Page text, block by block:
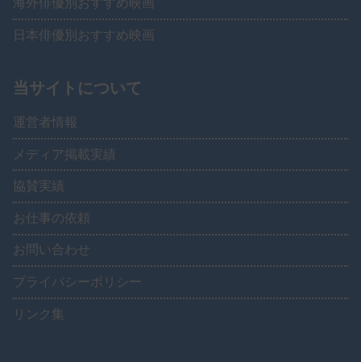
海外俳優別おすすめ映画
日本俳優別おすすめ映画
当サイトについて
運営者情報
メディア掲載実績
協賛実績
お仕事の依頼
お問い合わせ
プライバシーポリシー
リンク集